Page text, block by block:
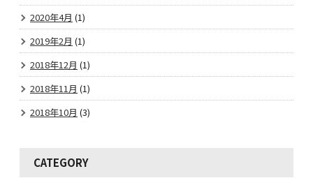
2020年4月 (1)
2019年2月 (1)
2018年12月 (1)
2018年11月 (1)
2018年10月 (3)
CATEGORY